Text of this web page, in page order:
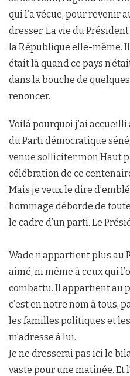
qui l’a vécue, pour revenir
dresser. La vie du
la République elle-même.
était là quand ce pays
dans la bouche de
renoncer.
Voilà pourquoi j’ai
du Parti démocratique
venue solliciter mon Haut
célébration de ce
Mais je veux le dire
hommage déborde de
le cadre d’un parti. Le
Wade n’appartient plus au
aimé, ni même à ceux qui
combattu. Il appartient au
c’est en notre nom à tous,
les familles politiques et
m’adresse à lui.
Je ne dresserai pas ici le
vaste pour une matinée. Et